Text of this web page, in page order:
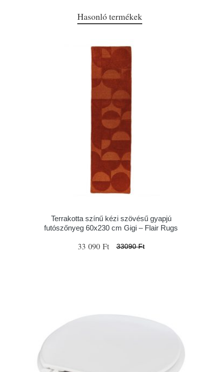
Hasonló termékek
Terrakotta színű kézi szövésű gyapjú
futószőnyeg 60x230 cm Gigi – Flair Rugs
33 090 Ft 33090 Ft